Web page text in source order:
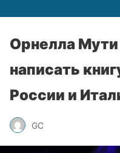
Орнелла
написать
России и
GC